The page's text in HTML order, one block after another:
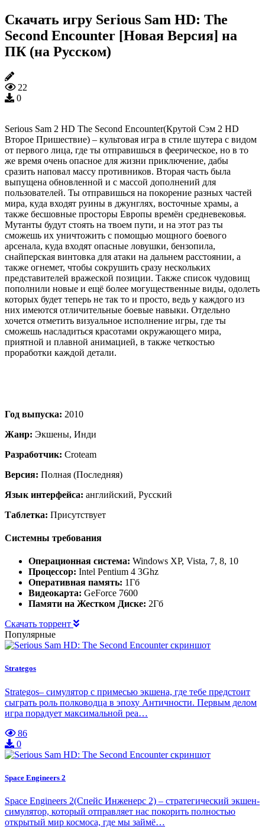
Скачать игру Serious Sam HD: The
Second Encounter [Новая Версия] на
ПК (на Русском)
22
0
Serious Sam 2 HD The Second Encounter(Крутой Сэм 2 HD
Второе Пришествие) – культовая игра в стиле шутера с видом
от первого лица, где ты отправишься в феерическое, но в то
же время очень опасное для жизни приключение, дабы
сразить наповал массу противников. Вторая часть была
выпущена обновленной и с массой дополнений для
пользователей. Ты отправишься на покорение разных частей
мира, куда входят руины в джунглях, восточные храмы, а
также бесшовные просторы Европы времён средневековья.
Мутанты будут стоять на твоем пути, и на этот раз ты
сможешь их уничтожить с помощью мощного боевого
арсенала, куда входят опасные ловушки, бензопила,
снайперская винтовка для атаки на дальнем расстоянии, а
также огнемет, чтобы сокрушить сразу нескольких
представителей вражеской позиции. Также список чудовищ
пополнили новые и ещё более могущественные виды, одолеть
которых будет теперь не так то и просто, ведь у каждого из
них имеются отличительные боевые навыки. Отдельно
хочется отметить визуальное исполнение игры, где ты
сможешь насладиться красотами окружающего мира,
приятной и плавной анимацией, в также четкостью
проработки каждой детали.
Год выпуска: 2010
Жанр: Экшены, Инди
Разработчик: Croteam
Версия: Полная (Последняя)
Язык интерфейса: английский, Русский
Таблетка: Присутствует
Системны требования
Операционная система: Windows XP, Vista, 7, 8, 10
Процессор: Intel Pentium 4 3Ghz
Оперативная память: 1Гб
Видеокарта: GeForce 7600
Памяти на Жестком Диске: 2Гб
Скачать торрент
Популярные
Strategos
Strategos– симулятор с примесью экшена, где тебе предстоит
сыграть роль полководца в эпоху Античности. Первым делом
игра порадует максимальной реа…
86
0
Space Engineers 2
Space Engineers 2(Спейс Инженерс 2) – стратегический экшен-
симулятор, который отправляет нас покорить полностью
открытый мир космоса, где мы займё…